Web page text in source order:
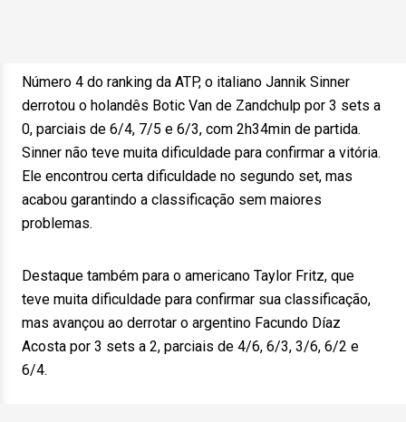
Número 4 do ranking da ATP, o italiano Jannik Sinner
derrotou o holandês Botic Van de Zandchulp por 3 sets a
0, parciais de 6/4, 7/5 e 6/3, com 2h34min de partida.
Sinner não teve muita dificuldade para confirmar a vitória.
Ele encontrou certa dificuldade no segundo set, mas
acabou garantindo a classificação sem maiores
problemas.
Destaque também para o americano Taylor Fritz, que
teve muita dificuldade para confirmar sua classificação,
mas avançou ao derrotar o argentino Facundo Díaz
Acosta por 3 sets a 2, parciais de 4/6, 6/3, 3/6, 6/2 e
6/4.